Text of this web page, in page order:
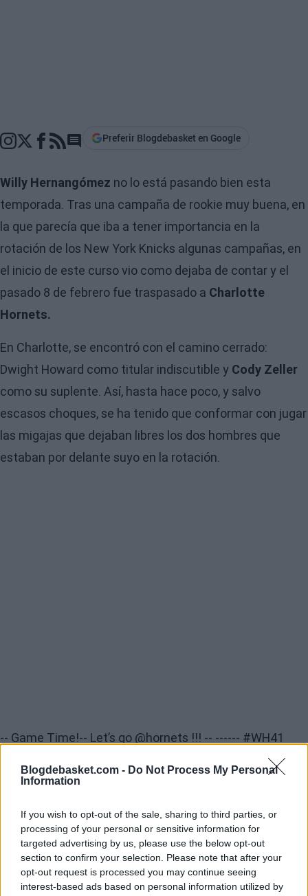
Blogdebasket.com - Do Not Process My Personal
Information
If you wish to opt-out of the sale, sharing to third parties, or
processing of your personal or sensitive information for
targeted advertising by us, please use the below opt-out
section to confirm your selection. Please note that after your
opt-out request is processed you may continue seeing
interest-based ads based on personal information utilized by
Go to comments section
Preferir Blogdebasket en Google
Willy Hernangómez no lo está pasando bien esta
temporada. Tras una campaña de rookie muy buena, en
la que parecía que iba a tener importancia en la
rotación de los New York Knicks algunas campañas, en
el inicio de este curso vio como dejaba de contar y el
pasado 8 de febrero fue traspasado a Charlotte
Hornets.
En Charlotte, se encontró con el camino cerrado:
Dwight Howard como titular indiscutible y Cody Zeller
como su suplente. Así, hasta hace poco, y salvo
escasos choques, se ha tenido que conformar con jugar
las migajas que dejaban libres los dos hombres que
estaban por delante suyo en la rotación.
-- Game Time!-- Let’s go @hornets !!! -- ------ #WH41
En los últimos choques, sin embargo, un imprevisto ha
hecho que Willy esté contando con minutos. Cody Zeller
está lesionado y eso hace que Willy haya podido jugar